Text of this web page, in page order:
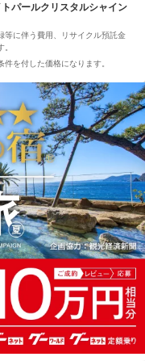
パールクリスタルシャイン
等に伴う費用、リサイクル預託金
を付した価格になります。